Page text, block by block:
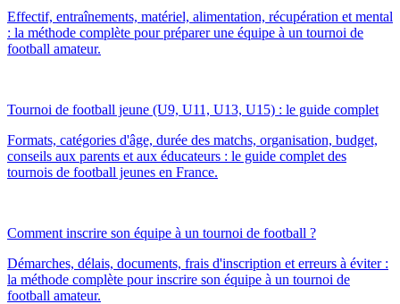
Effectif, entraînements, matériel, alimentation, récupération et mental
: la méthode complète pour préparer une équipe à un tournoi de
football amateur.
Tournoi de football jeune (U9, U11, U13, U15) : le guide complet
Formats, catégories d'âge, durée des matchs, organisation, budget,
conseils aux parents et aux éducateurs : le guide complet des
tournois de football jeunes en France.
Comment inscrire son équipe à un tournoi de football ?
Démarches, délais, documents, frais d'inscription et erreurs à éviter :
la méthode complète pour inscrire son équipe à un tournoi de
football amateur.